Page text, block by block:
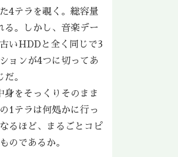
4テラを覗く。総容量
る。しかし、音楽デー
いHDDと全く同じで3
ョンが4つに切ってあ
。
身をそっくりそのまま
1テラは何処かに行っ
るほど、まるごとコピ
のであるか。